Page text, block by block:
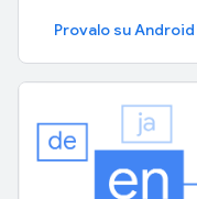
Provalo su Android